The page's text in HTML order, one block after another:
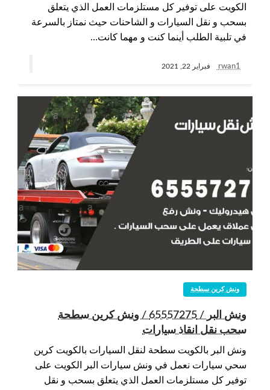
الكويت على توفير كل مستلزمات العمل الذي يتعلق
بسحب و نقل السيارات و الشاحنات حيث نمتاز بالسرعة
في تلبية الطلب أينما كنت و مهما كانت…
rwan1 فبراير 22, 2021
ونش كرين سطحة
ونش البر / 65557275 / ونش كرين سطحة
سحب نقل انقاذ سيارات
ونش البر بالكويت سطحة لنقل السيارات بالكويت كرين
سحي سيارات نعمل في ونش سيارات البر الكويت على
توفير كل مستلزمات العمل الذي يتعلق بسحب و نقل